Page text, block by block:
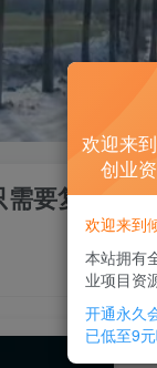
要复制粘
网
欢迎来
创业
欢迎来到
本站拥有
业项目资
开通永久
已低至9